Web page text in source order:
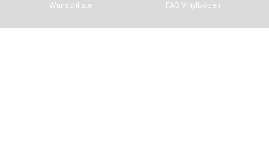
Wunschliste FAQ Vinylböden